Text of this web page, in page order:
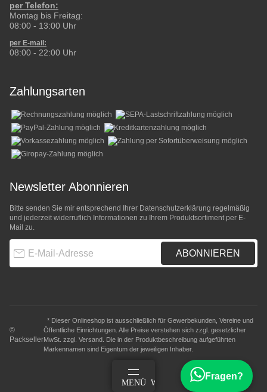
per Telefon:
Montag bis Freitag:
08:00 - 13:00 Uhr
per E-mail:
08:00 - 22:00 Uhr
Zahlungsarten
Newsletter Abonnieren
Bitte senden Sie mir entsprechend Ihrer Datenschutzerklärung regelmäßig
und jederzeit widerruflich Informationen zu Ihrem Produktsortiment per E-
Mail zu.
ABONNIEREN
©
Packseller
* Dieser Onlineshop ist ausschließlich für Gewerbekunden, Vereine und
Öffentliche Einrichtungen. Alle Preise verstehen sich zzgl. gesetzlicher
MwSt. zzgl. Versand . Die in der Produktbeschreibung aufgeführten
Markennamen sind Eigentum der jeweiligen Inhaber.
MENÜ WARENKORB
Fragen?